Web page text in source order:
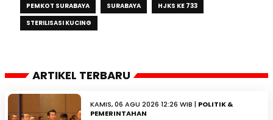
PEMKOT SURABAYA SURABAYA
HJKS KE 733
STERILISASI KUCING
ARTIKEL TERBARU
KAMIS, 06 AGU 2026 12:26 WIB | POLITIK &
PEMERINTAHAN